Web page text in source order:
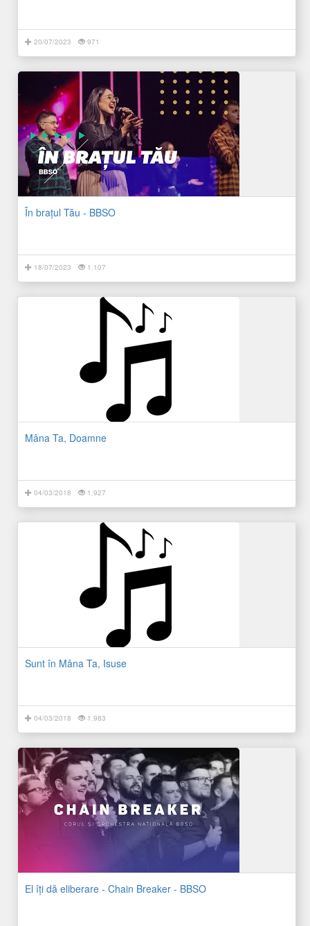
20/07/2023 971
În brațul Tău - BBSO
18/07/2023 1.107
Mâna Ta, Doamne
04/03/2018 1.927
Sunt în Mâna Ta, Isuse
04/03/2018 1.983
El îți dă eliberare - Chain Breaker - BBSO